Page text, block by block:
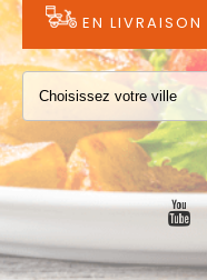
VOTRE COMPTE
NOTRE RESTAURANT
VOS AVIS
MENTIONS LÉGALES
C.G.V
EN LIVRAISON